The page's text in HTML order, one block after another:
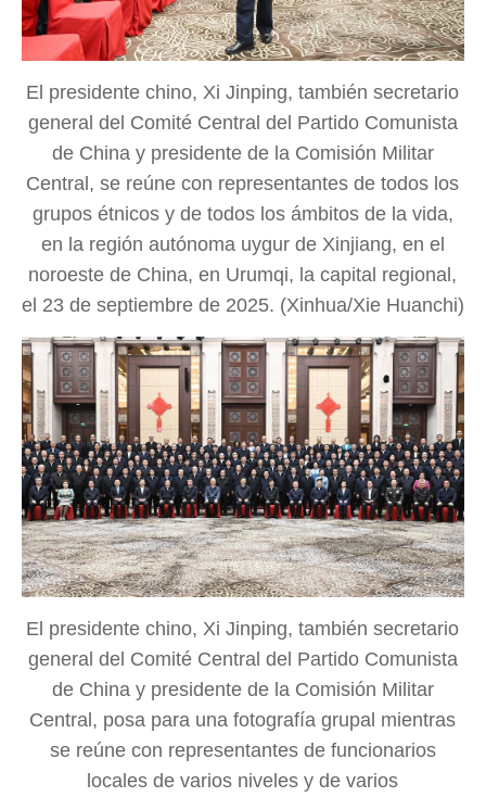
El presidente chino, Xi Jinping, también secretario
general del Comité Central del Partido Comunista
de China y presidente de la Comisión Militar
Central, se reúne con representantes de todos los
grupos étnicos y de todos los ámbitos de la vida,
en la región autónoma uygur de Xinjiang, en el
noroeste de China, en Urumqi, la capital regional,
el 23 de septiembre de 2025. (Xinhua/Xie Huanchi)
El presidente chino, Xi Jinping, también secretario
general del Comité Central del Partido Comunista
de China y presidente de la Comisión Militar
Central, posa para una fotografía grupal mientras
se reúne con representantes de funcionarios
locales de varios niveles y de varios